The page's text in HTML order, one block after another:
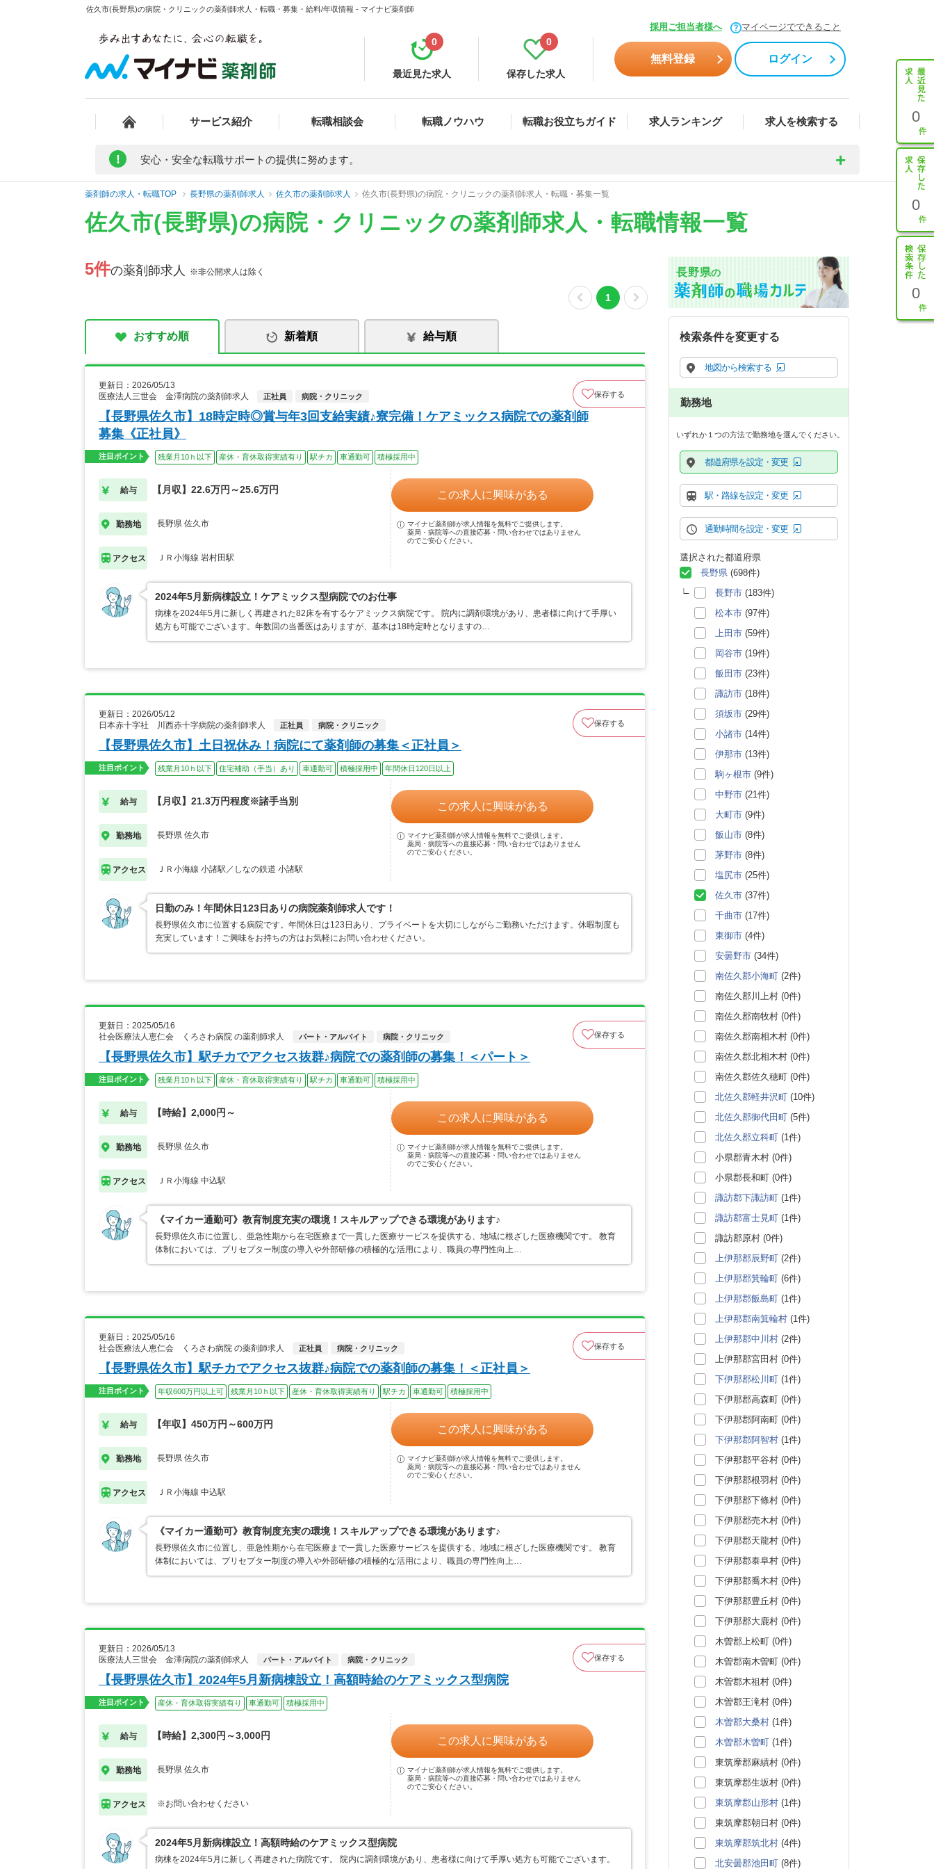
佐久市(長野県)の病院・クリニックの薬剤師求人・転職・募集・給料/年収情報 - マイナビ薬剤師
採用ご担当者様へ マイページでできること
最近見た求人
0
保存した求人
0
無料登録 ログイン
サービス紹介 転職相談会 転職ノウハウ 転職お役立ちガイド 求人ランキング 求人を検索する 0
0
0
! 安心・安全な転職サポートの提供に努めます。
薬剤師の求人・転職TOP 長野県の薬剤師求人 佐久市の薬剤師求人 佐久市(長野県)の病院・クリニックの薬剤師求人・転職・募集一覧
佐久市(長野県)の病院・クリニックの薬剤師求人・転職情報一覧
5件の薬剤師求人 ※非公開求人は除く
1
おすすめ順 新着順 給与順
更新日：2026/05/13
医療法人三世会 金澤病院の薬剤師求人
正社員 病院・クリニック 保存する
【長野県佐久市】18時定時◎賞与年3回支給実績♪寮完備！ケアミックス病院での薬剤師
募集《正社員》
注目ポイント 残業月10ｈ以下 産休・育休取得実績有り 駅チカ 車通勤可 積極採用中
給与 【月収】22.6万円～25.6万円
勤務地 長野県 佐久市
アクセス ＪＲ小海線 岩村田駅
この求人に興味がある
マイナビ薬剤師が求人情報を無料でご提供します。
薬局・病院等への直接応募・問い合わせではありません
のでご安心ください。
2024年5月新病棟設立！ケアミックス型病院でのお仕事
病棟を2024年5月に新しく再建された82床を有するケアミックス病院です。 院内に調剤環境があり、患者様に向けて手厚い
処方も可能でございます。年数回の当番医はありますが、基本は18時定時となりますの…
更新日：2026/05/12
日本赤十字社 川西赤十字病院の薬剤師求人
正社員 病院・クリニック 保存する
【長野県佐久市】土日祝休み！病院にて薬剤師の募集＜正社員＞
注目ポイント 残業月10ｈ以下 住宅補助（手当）あり 車通勤可 積極採用中 年間休日120日以上
給与 【月収】21.3万円程度※諸手当別
勤務地 長野県 佐久市
アクセス ＪＲ小海線 小諸駅／しなの鉄道 小諸駅
この求人に興味がある
マイナビ薬剤師が求人情報を無料でご提供します。
薬局・病院等への直接応募・問い合わせではありません
のでご安心ください。
日勤のみ！年間休日123日ありの病院薬剤師求人です！
長野県佐久市に位置する病院です。年間休日は123日あり、プライベートを大切にしながらご勤務いただけます。休暇制度も
充実しています！ご興味をお持ちの方はお気軽にお問い合わせください。
更新日：2025/05/16
社会医療法人恵仁会 くろさわ病院 の薬剤師求人
パート・アルバイト 病院・クリニック 保存する
【長野県佐久市】駅チカでアクセス抜群♪病院での薬剤師の募集！＜パート＞
注目ポイント 残業月10ｈ以下 産休・育休取得実績有り 駅チカ 車通勤可 積極採用中
給与 【時給】2,000円～
勤務地 長野県 佐久市
アクセス ＪＲ小海線 中込駅
この求人に興味がある
マイナビ薬剤師が求人情報を無料でご提供します。
薬局・病院等への直接応募・問い合わせではありません
のでご安心ください。
《マイカー通勤可》教育制度充実の環境！スキルアップできる環境があります♪
長野県佐久市に位置し、亜急性期から在宅医療まで一貫した医療サービスを提供する、地域に根ざした医療機関です。 教育
体制においては、プリセプター制度の導入や外部研修の積極的な活用により、職員の専門性向上…
更新日：2025/05/16
社会医療法人恵仁会 くろさわ病院 の薬剤師求人
正社員 病院・クリニック 保存する
【長野県佐久市】駅チカでアクセス抜群♪病院での薬剤師の募集！＜正社員＞
注目ポイント 年収600万円以上可 残業月10ｈ以下 産休・育休取得実績有り 駅チカ 車通勤可 積極採用中
給与 【年収】450万円～600万円
勤務地 長野県 佐久市
アクセス ＪＲ小海線 中込駅
この求人に興味がある
マイナビ薬剤師が求人情報を無料でご提供します。
薬局・病院等への直接応募・問い合わせではありません
のでご安心ください。
《マイカー通勤可》教育制度充実の環境！スキルアップできる環境があります♪
長野県佐久市に位置し、亜急性期から在宅医療まで一貫した医療サービスを提供する、地域に根ざした医療機関です。 教育
体制においては、プリセプター制度の導入や外部研修の積極的な活用により、職員の専門性向上…
更新日：2026/05/13
医療法人三世会 金澤病院の薬剤師求人
パート・アルバイト 病院・クリニック 保存する
【長野県佐久市】2024年5月新病棟設立！高額時給のケアミックス型病院
注目ポイント 産休・育休取得実績有り 車通勤可 積極採用中
給与 【時給】2,300円～3,000円
勤務地 長野県 佐久市
アクセス ※お問い合わせください
この求人に興味がある
マイナビ薬剤師が求人情報を無料でご提供します。
薬局・病院等への直接応募・問い合わせではありません
のでご安心ください。
2024年5月新病棟設立！高額時給のケアミックス型病院
病棟を2024年5月に新しく再建された病院です。 院内に調剤環境があり、患者様に向けて手厚い処方も可能でございます。
長野県の
検索条件を変更する
地図から検索する
勤務地
いずれか１つの方法で勤務地を選んでください。
都道府県を設定・変更
駅・路線を設定・変更
通勤時間を設定・変更
選択された都道府県
長野県 (698件)
長野市 (183件)
松本市 (97件)
上田市 (59件)
岡谷市 (19件)
飯田市 (23件)
諏訪市 (18件)
須坂市 (29件)
小諸市 (14件)
伊那市 (13件)
駒ヶ根市 (9件)
中野市 (21件)
大町市 (9件)
飯山市 (8件)
茅野市 (8件)
塩尻市 (25件)
佐久市 (37件)
千曲市 (17件)
東御市 (4件)
安曇野市 (34件)
南佐久郡小海町 (2件)
南佐久郡川上村 (0件)
南佐久郡南牧村 (0件)
南佐久郡南相木村 (0件)
南佐久郡北相木村 (0件)
南佐久郡佐久穂町 (0件)
北佐久郡軽井沢町 (10件)
北佐久郡御代田町 (5件)
北佐久郡立科町 (1件)
小県郡青木村 (0件)
小県郡長和町 (0件)
諏訪郡下諏訪町 (1件)
諏訪郡富士見町 (1件)
諏訪郡原村 (0件)
上伊那郡辰野町 (2件)
上伊那郡箕輪町 (6件)
上伊那郡飯島町 (1件)
上伊那郡南箕輪村 (1件)
上伊那郡中川村 (2件)
上伊那郡宮田村 (0件)
下伊那郡松川町 (1件)
下伊那郡高森町 (0件)
下伊那郡阿南町 (0件)
下伊那郡阿智村 (1件)
下伊那郡平谷村 (0件)
下伊那郡根羽村 (0件)
下伊那郡下條村 (0件)
下伊那郡売木村 (0件)
下伊那郡天龍村 (0件)
下伊那郡泰阜村 (0件)
下伊那郡喬木村 (0件)
下伊那郡豊丘村 (0件)
下伊那郡大鹿村 (0件)
木曽郡上松町 (0件)
木曽郡南木曽町 (0件)
木曽郡木祖村 (0件)
木曽郡王滝村 (0件)
木曽郡大桑村 (1件)
木曽郡木曽町 (1件)
東筑摩郡麻績村 (0件)
東筑摩郡生坂村 (0件)
東筑摩郡山形村 (1件)
東筑摩郡朝日村 (0件)
東筑摩郡筑北村 (4件)
北安曇郡池田町 (8件)